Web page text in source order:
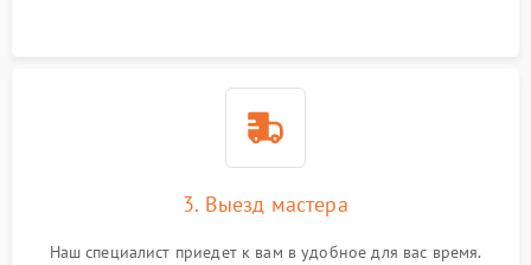
3. Выезд мастера
Наш специалист приедет к вам в удобное для вас время.